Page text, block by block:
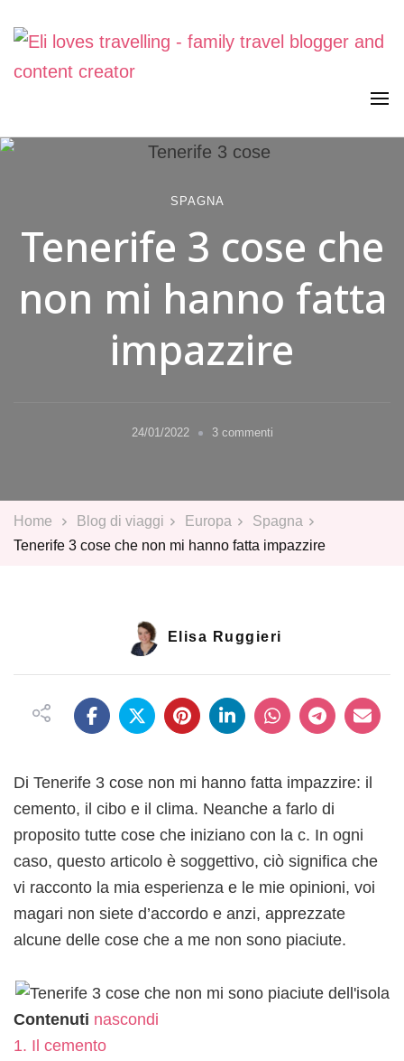
Eli loves travelling
Viaggiare in famiglia, senza stress. Con curiosità, lentezza e
SPAGNA
Tenerife 3 cose che
non mi hanno fatta
impazzire
24/01/2022 3 commentisu
non
mi
Home Blog di viaggi Europa
Spagna
Tenerife 3 cose che non mi hanno fatta impazzire
Elisa Ruggieri
Di Tenerife 3 cose non mi hanno fatta impazzire: il
cemento, il cibo e il clima. Neanche a farlo di
proposito tutte cose che iniziano con la c. In ogni
caso, questo articolo è soggettivo, ciò significa che
vi racconto la mia esperienza e le mie opinioni, voi
magari non siete d’accordo e anzi, apprezzate
alcune delle cose che a me non sono piaciute.
Contenuti nascondi
1. Il cemento